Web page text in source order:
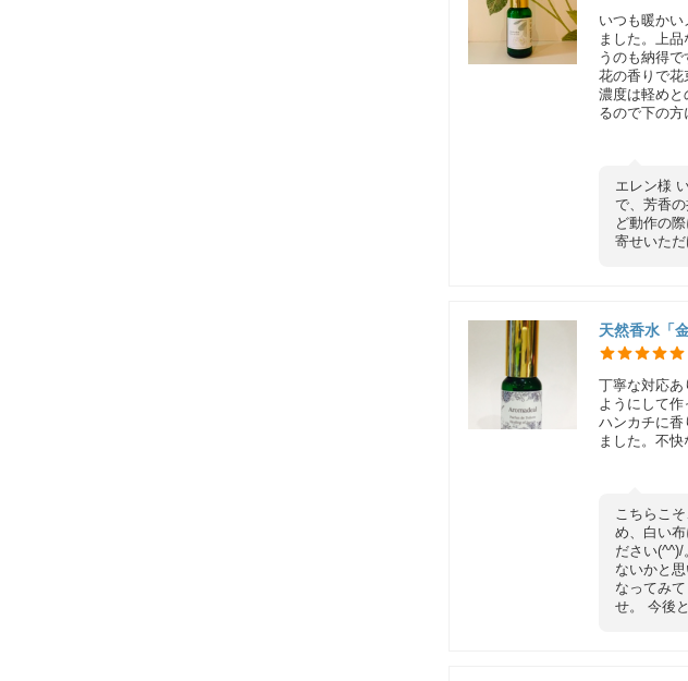
いつも暖か
ました。上
うのも納得
花の香りで花
濃度は軽めと
るので下の
エレン様
で、芳香
ど動作の
寄せいた
天然香水「
丁寧な対応あ
ようにして
ハンカチに香
ました。不
こちらこ
め、白い
ださい
ないかと
なってみ
せ。 今後